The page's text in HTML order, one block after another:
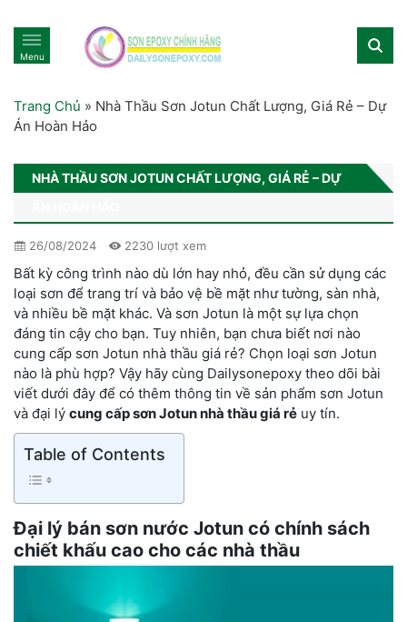
Menu
Trang Chủ » Nhà Thầu Sơn Jotun Chất Lượng, Giá Rẻ – Dự
Án Hoàn Hảo
NHÀ THẦU SƠN JOTUN CHẤT LƯỢNG, GIÁ RẺ – DỰ
26/08/2024 2230 lượt xem
Bất kỳ công trình nào dù lớn hay nhỏ, đều cần sử dụng các
loại sơn để trang trí và bảo vệ bề mặt như tường, sàn nhà,
và nhiều bề mặt khác. Và sơn Jotun là một sự lựa chọn
đáng tin cậy cho bạn. Tuy nhiên, bạn chưa biết nơi nào
cung cấp sơn Jotun nhà thầu giá rẻ? Chọn loại sơn Jotun
nào là phù hợp? Vậy hãy cùng Dailysonepoxy theo dõi bài
viết dưới đây để có thêm thông tin về sản phẩm sơn Jotun
và đại lý cung cấp sơn Jotun nhà thầu giá rẻ uy tín.
Table of Contents
Đại lý bán sơn nước Jotun có chính sách
chiết khấu cao cho các nhà thầu